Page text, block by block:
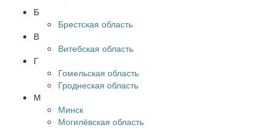
Б
Брестская область
В
Витебская область
Г
Гомельская область
Гроднеская область
М
Минск
Могилёвская область